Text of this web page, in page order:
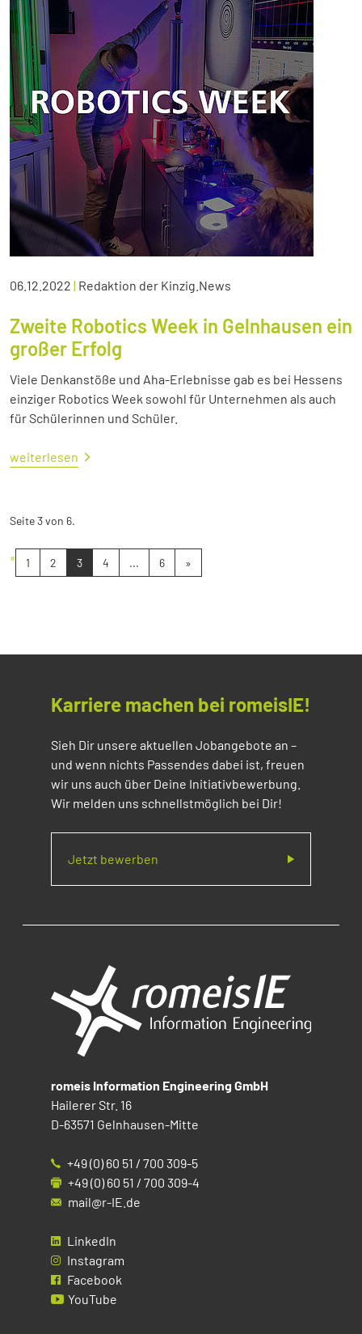
06.12.2022 | Redaktion der Kinzig.News
Zweite Robotics Week in Gelnhausen ein
großer Erfolg
Viele Denkanstöße und Aha-Erlebnisse gab es bei Hessens
einziger Robotics Week sowohl für Unternehmen als auch
für Schülerinnen und Schüler.
weiterlesen
Seite 3 von 6.
« 1 2 3 4 ... 6 »
Karriere machen bei romeisIE!
Sieh Dir unsere aktuellen Jobangebote an –
und wenn nichts Passendes dabei ist, freuen
wir uns auch über Deine Initiativbewerbung.
Wir melden uns schnellstmöglich bei Dir!
Jetzt bewerben
romeis Information Engineering GmbH
Hailerer Str. 16
D-63571 Gelnhausen-Mitte
+49 (0) 60 51 / 700 309-5
+49 (0) 60 51 / 700 309-4
mail@r-IE.de
LinkedIn
Instagram
Facebook
YouTube